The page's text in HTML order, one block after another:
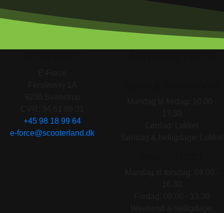
+45 98 18 99 64
e-force@scooterland.dk